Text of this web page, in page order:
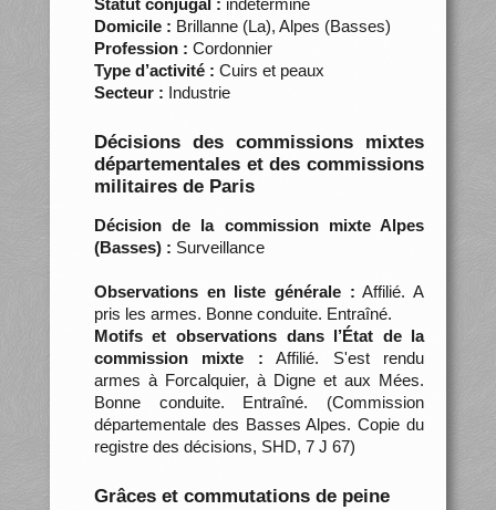
Domicile : Brillanne (La), Alpes (Basses)
Profession : Cordonnier
Type d’activité : Cuirs et peaux
Secteur : Industrie
Décisions des commissions mixtes
départementales et des commissions
militaires de Paris
Décision de la commission mixte Alpes
(Basses) : Surveillance
Observations en liste générale : Affilié. A
pris les armes. Bonne conduite. Entraîné.
Motifs et observations dans l’État de la
commission mixte : Affilié. S'est rendu
armes à Forcalquier, à Digne et aux Mées.
Bonne conduite. Entraîné. (Commission
départementale des Basses Alpes. Copie du
registre des décisions, SHD, 7 J 67)
Grâces et commutations de peine